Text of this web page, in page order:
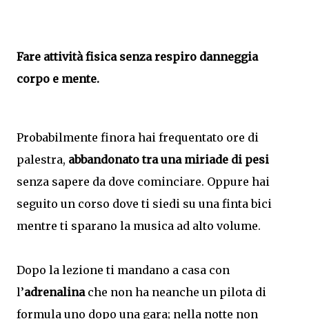
Fare attività fisica senza respiro danneggia
corpo e mente.
Probabilmente finora hai frequentato ore di
palestra, abbandonato tra una miriade di pesi
senza sapere da dove cominciare. Oppure hai
seguito un corso dove ti siedi su una finta bici
mentre ti sparano la musica ad alto volume.
Dopo la lezione ti mandano a casa con
l’adrenalinache non ha neanche un pilota di
formula uno dopo una gara; nella notte non